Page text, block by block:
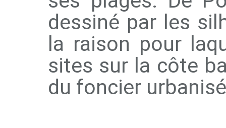
dessiné par les
la raison pour
sites sur la côte
du foncier